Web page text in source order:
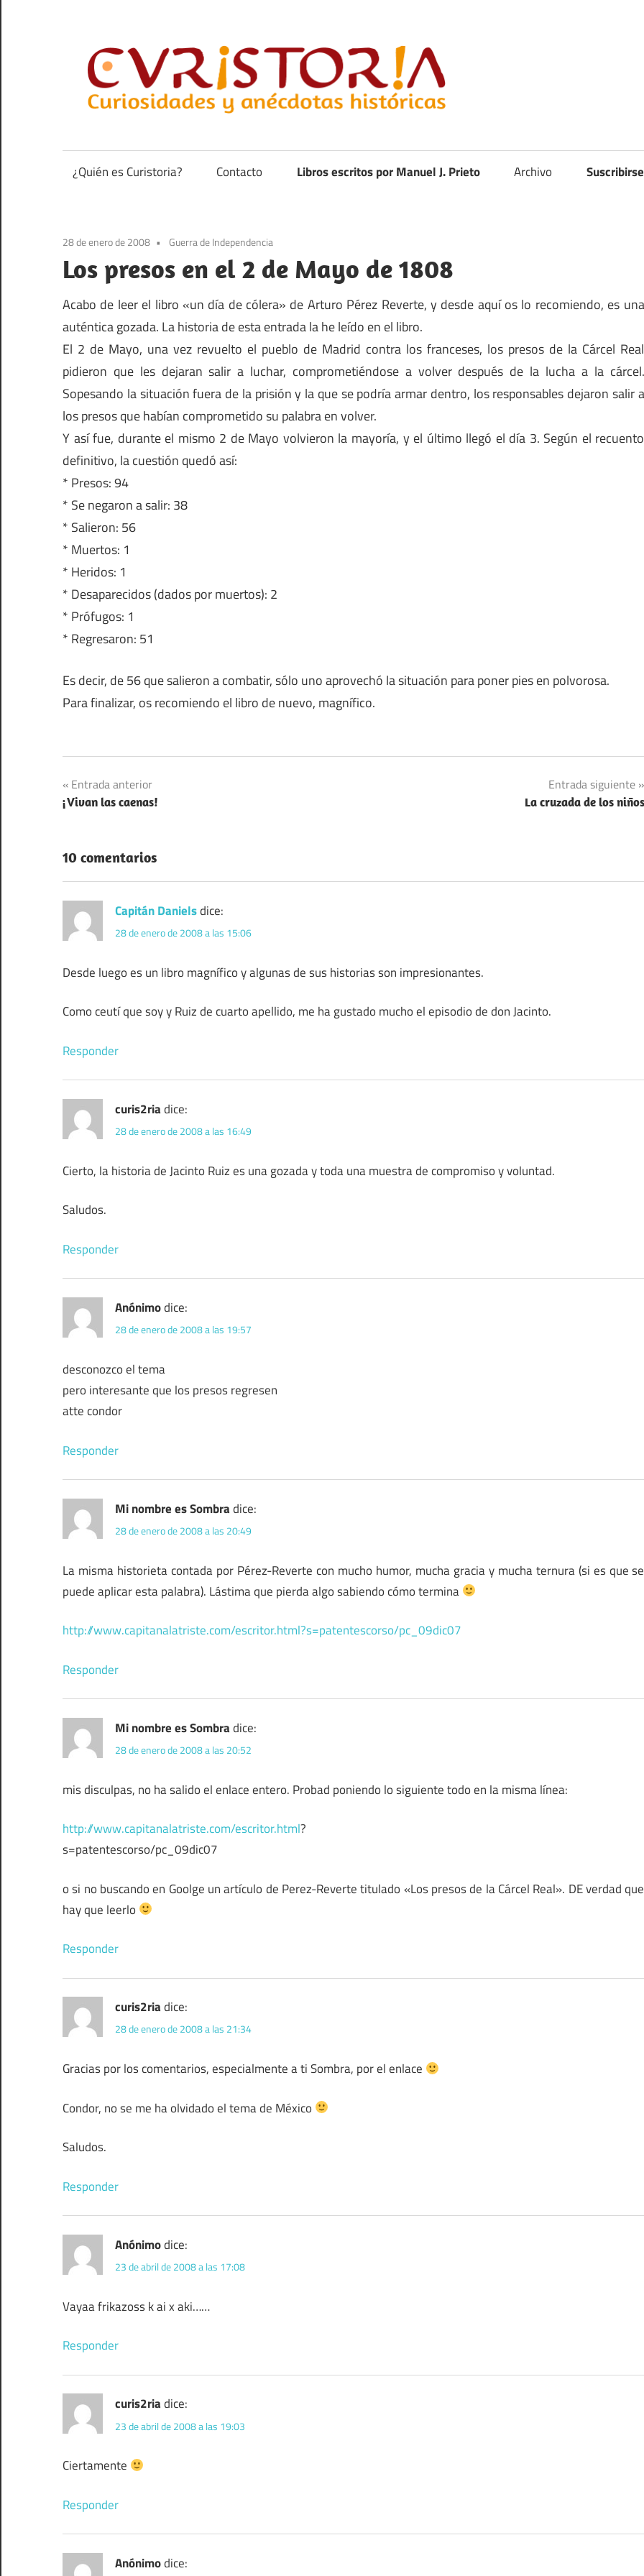
contenido
anécdotas
de
¿Quién es Curistoria? Contacto Libros escritos por Manuel J. Prieto Archivo
28 de enero de 2008 Guerra de Independencia
Los presos en el 2 de Mayo de 1808
Acabo de leer el libro «un día de cólera» de Arturo Pérez Reverte, y desde aquí os lo recomiendo, es una
auténtica gozada. La historia de esta entrada la he leído en el libro.
El 2 de Mayo, una vez revuelto el pueblo de Madrid contra los franceses, los presos de la Cárcel Real
pidieron que les dejaran salir a luchar, comprometiéndose a volver después de la lucha a la cárcel.
Sopesando la situación fuera de la prisión y la que se podría armar dentro, los responsables dejaron salir a
los presos que habían comprometido su palabra en volver.
Y así fue, durante el mismo 2 de Mayo volvieron la mayoría, y el último llegó el día 3. Según el recuento
definitivo, la cuestión quedó así:
* Presos: 94
* Se negaron a salir: 38
* Salieron: 56
* Muertos: 1
* Heridos: 1
* Desaparecidos (dados por muertos): 2
* Prófugos: 1
* Regresaron: 51
Es decir, de 56 que salieron a combatir, sólo uno aprovechó la situación para poner pies en polvorosa.
Para finalizar, os recomiendo el libro de nuevo, magnífico.
Navegación
de
Entrada anterior
¡Vivan las caenas!
Entrada siguiente
La cruzada de los niños
10 comentarios
Capitán Danielsdice:
28 de enero de 2008 a las 15:06
Desde luego es un libro magnífico y algunas de sus historias son impresionantes.
Como ceutí que soy y Ruiz de cuarto apellido, me ha gustado mucho el episodio de don Jacinto.
Responder
curis2riadice:
28 de enero de 2008 a las 16:49
Cierto, la historia de Jacinto Ruiz es una gozada y toda una muestra de compromiso y voluntad.
Saludos.
Responder
Anónimodice:
28 de enero de 2008 a las 19:57
desconozco el tema
pero interesante que los presos regresen
atte condor
Responder
Mi nombre es Sombradice:
28 de enero de 2008 a las 20:49
La misma historieta contada por Pérez-Reverte con mucho humor, mucha gracia y mucha ternura (si es que se
puede aplicar esta palabra). Lástima que pierda algo sabiendo cómo termina
http://www.capitanalatriste.com/escritor.html?s=patentescorso/pc_09dic07
Responder
Mi nombre es Sombradice:
28 de enero de 2008 a las 20:52
mis disculpas, no ha salido el enlace entero. Probad poniendo lo siguiente todo en la misma línea:
http://www.capitanalatriste.com/escritor.html?
s=patentescorso/pc_09dic07
o si no buscando en Goolge un artículo de Perez-Reverte titulado «Los presos de la Cárcel Real». DE verdad que
hay que leerlo
Responder
curis2riadice:
28 de enero de 2008 a las 21:34
Gracias por los comentarios, especialmente a ti Sombra, por el enlace
Condor, no se me ha olvidado el tema de México
Saludos.
Responder
Anónimodice:
23 de abril de 2008 a las 17:08
Vayaa frikazoss k ai x aki……
Responder
curis2riadice:
23 de abril de 2008 a las 19:03
Ciertamente
Responder
Anónimodice: